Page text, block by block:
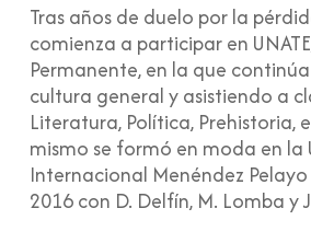
Tras años de duelo por la
comienza a participar en
Permanente, en la que
cultura general y asistiendo a
Literatura, Política, Prehistoria,
mismo se formó en moda en la
Internacional Menéndez
2016 con D. Delfín, M. Lomba y